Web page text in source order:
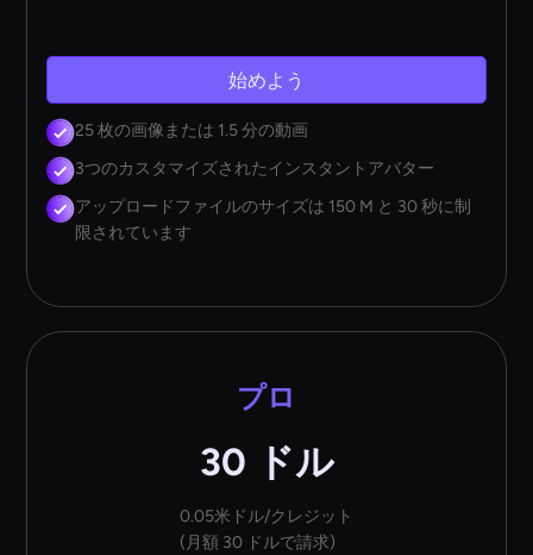
始めよう
25 枚の画像または 1.5 分の動画
3つのカスタマイズされたインスタントアバター
アップロードファイルのサイズは 150 M と 30 秒に制
限されています
プロ
30 ドル
0.05米ドル/クレジット
(月額 30 ドルで請求)